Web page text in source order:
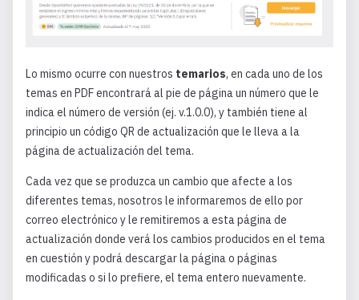
Lo mismo ocurre con nuestros temarios, en cada uno de los
temas en PDF encontrará al pie de página un número que le
indica el número de versión (ej. v.1.0.0), y también tiene al
principio un código QR de actualización que le lleva a la
página de actualización del tema.
Cada vez que se produzca un cambio que afecte a los
diferentes temas, nosotros le informaremos de ello por
correo electrónico y le remitiremos a esta página de
actualización donde verá los cambios producidos en el tema
en cuestión y podrá descargar la página o páginas
modificadas o si lo prefiere, el tema entero nuevamente.